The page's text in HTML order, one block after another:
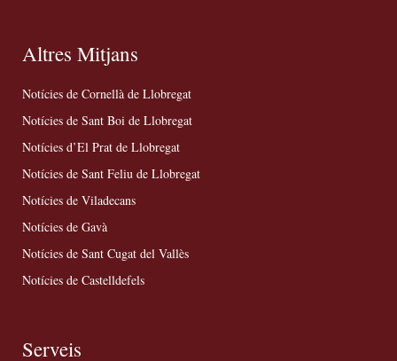
Altres Mitjans
Notícies de Cornellà de Llobregat
Notícies de Sant Boi de Llobregat
Notícies d’El Prat de Llobregat
Notícies de Sant Feliu de Llobregat
Notícies de Viladecans
Notícies de Gavà
Notícies de Sant Cugat del Vallès
Notícies de Castelldefels
Serveis